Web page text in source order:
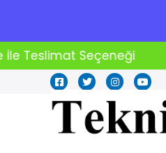
Adetli Alımlar İçin